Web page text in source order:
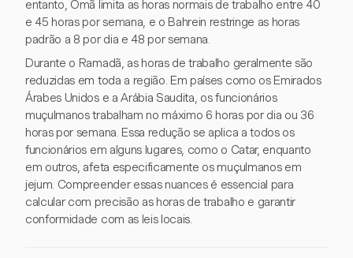
entanto, Omã limita as horas normais de trabalho entre 40
e 45 horas por semana, e o Bahrein restringe as horas
padrão a 8 por dia e 48 por semana.
Durante o Ramadã, as horas de trabalho geralmente são
reduzidas em toda a região. Em países como os Emirados
Árabes Unidos e a Arábia Saudita, os funcionários
muçulmanos trabalham no máximo 6 horas por dia ou 36
horas por semana. Essa redução se aplica a todos os
funcionários em alguns lugares, como o Catar, enquanto
em outros, afeta especificamente os muçulmanos em
jejum. Compreender essas nuances é essencial para
calcular com precisão as horas de trabalho e garantir
conformidade com as leis locais.